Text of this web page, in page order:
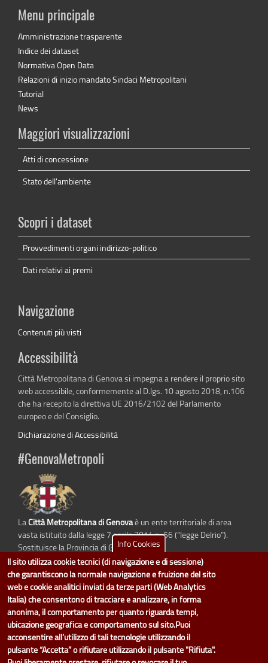
Menu principale
Amministrazione trasparente
Indice dei dataset
Normativa Open Data
Relazioni di inizio mandato Sindaci Metropolitani
Tutorial
News
Maggiori visualizzazioni
Atti di concessione
Stato dell'ambiente
Scopri i dataset
Provvedimenti organi indirizzo-politico
Dati relativi ai premi
Navigazione
Contenuti più visti
Accessibilità
Città Metropolitana di Genova si impegna a rendere il proprio sito
web accessibile, conformemente al D.lgs. 10 agosto 2018, n.106
che ha recepito la direttiva UE 2016/2102 del Parlamento
europeo e del Consiglio.
Dichiarazione di Accessibilità
#GenovaMetropoli
LaCittà Metropolitana di Genovaè un ente territoriale di area
vasta istituito dalla legge 7 aprile 2014 n. 56 (“legge Delrio”).
Sostituisce la Provincia di Genova.
dati.cittametropolitana.genova.itè il progetto "Open Data" della
Metropolitana di Genova.
Il design e la gestione sono a cura del Servizio Sistemi Informativi. Ogni
Direzione è responsabile per la parte di "dati" e "dataset".
accedi (area riservata)|contatti|privacy| Statistiche
Info Cookies
Il sito utilizza cookie tecnici (di navigazione e di sessione)
che garantiscono la normale navigazione e fruizione del sito
web e cookie analitici inviati da terze parti (Web Analytics
Italia) che consentono di tracciare e analizzare, in forma
anonima, il comportamento per quanto riguarda tempi,
ubicazione geografica e comportamento sul sito.Puoi
acconsentire all’utilizzo di tali tecnologie utilizzando il
pulsante “Accetta” o rifiutare utilizzando il pulsante "Rifiuta".